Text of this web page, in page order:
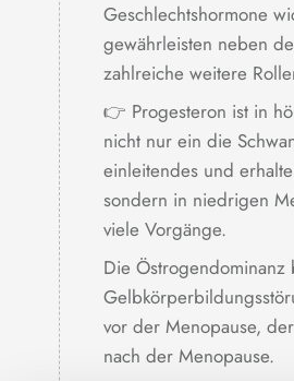
Geschlechtshormone
gewährleisten neben
zahlreiche weitere
👉 Progesteron ist in
nicht nur ein die
einleitendes und
sondern in niedrigen
viele Vorgänge.
Die Östrogendominanz
vor der Menopause,
nach der Menopause.